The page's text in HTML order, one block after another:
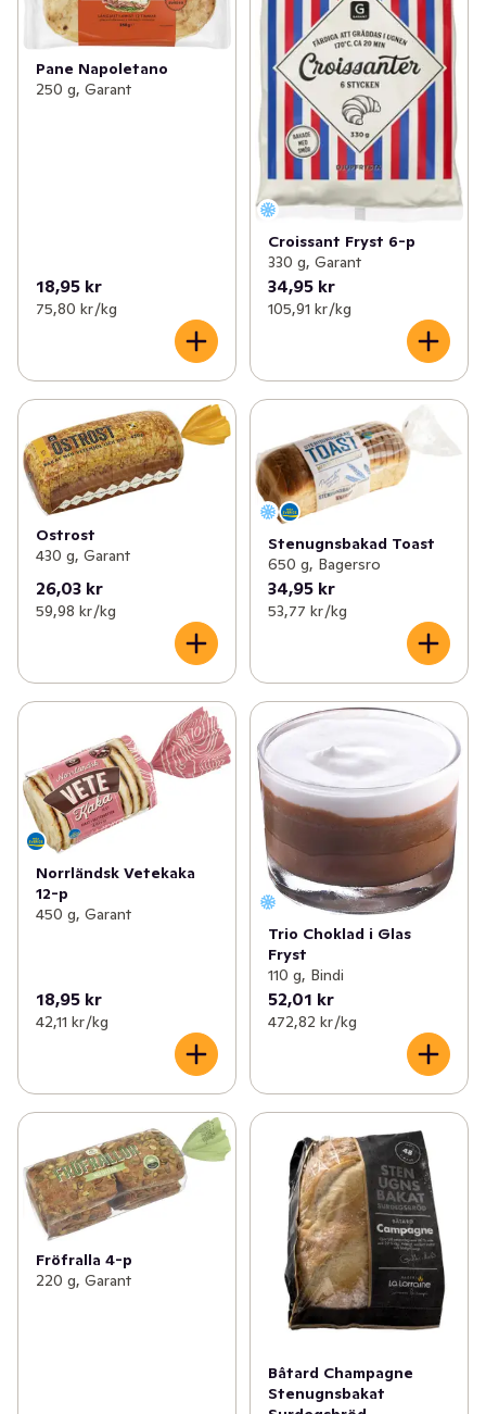
Pane Napoletano
250 g, Garant
18,95 kr
75,80 kr /kg
Croissant Fryst 6-p
330 g, Garant
34,95 kr
105,91 kr /kg
Ostrost
430 g, Garant
26,03 kr
59,98 kr /kg
Stenugnsbakad Toast
650 g, Bagersro
34,95 kr
53,77 kr /kg
Norrländsk Vetekaka
12-p
450 g, Garant
18,95 kr
42,11 kr /kg
Trio Choklad i Glas
Fryst
110 g, Bindi
52,01 kr
472,82 kr /kg
Fröfralla 4-p
220 g, Garant
Bâtard Champagne
Stenugnsbakat